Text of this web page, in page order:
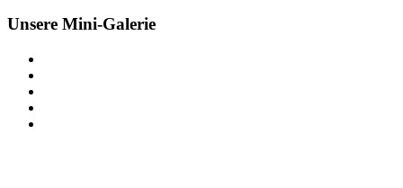
Unsere Mini-Galerie